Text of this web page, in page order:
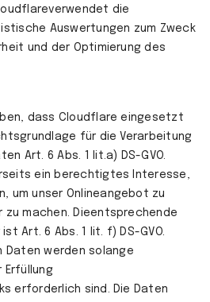
die
Auswertungen zum Zweck
und der Optimierung des
dass Cloudflare eingesetzt
für die Verarbeitung
Art. 6 Abs. 1 lit.a) DS-GVO.
ein berechtigtes Interesse,
um unser Onlineangebot zu
zu machen. Dieentsprechende
Art. 6 Abs. 1 lit. f) DS-GVO.
Daten werden solange
erforderlich sind. Die Daten